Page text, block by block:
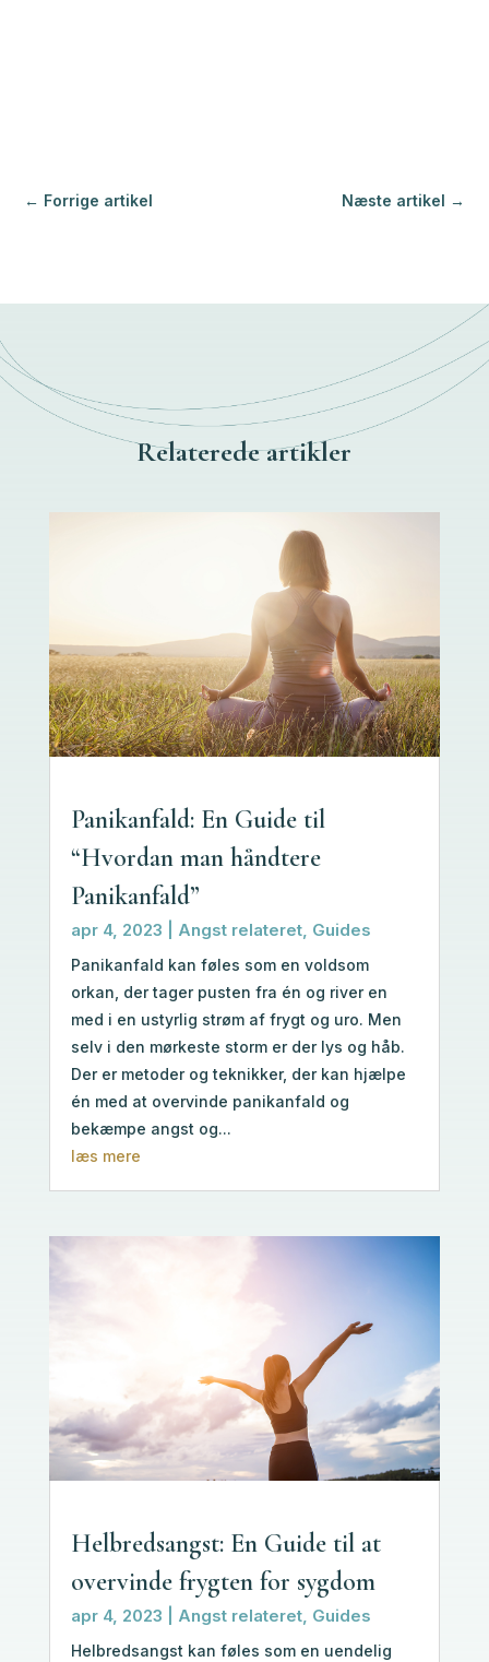
← Forrige artikel Næste artikel →
Relaterede artikler
Panikanfald: En Guide til
“Hvordan man håndtere
Panikanfald”
apr 4, 2023 Angst relateret, Guides
Panikanfald kan føles som en voldsom
orkan, der tager pusten fra én og river en
med i en ustyrlig strøm af frygt og uro. Men
selv i den mørkeste storm er der lys og håb.
Der er metoder og teknikker, der kan hjælpe
én med at overvinde panikanfald og
bekæmpe angst og...
læs mere
Helbredsangst: En Guide til at
overvinde frygten for sygdom
apr 4, 2023 Angst relateret, Guides
Helbredsangst kan føles som en uendelig